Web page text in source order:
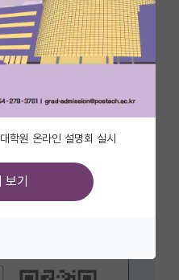
원 온라인 설명회 실시
기